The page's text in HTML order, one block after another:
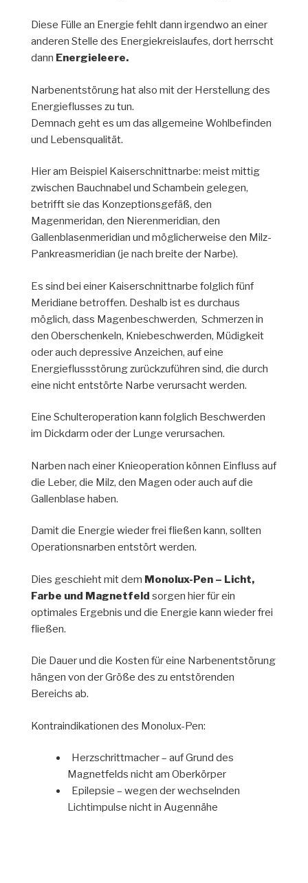
Diese Fülle an Energie fehlt dann irgendwo an einer
anderen Stelle des Energiekreislaufes, dort herrscht
dann Energieleere.
Narbenentstörung hat also mit der Herstellung des
Energieflusses zu tun.
Demnach geht es um das allgemeine Wohlbefinden
und Lebensqualität.
Hier am Beispiel Kaiserschnittnarbe: meist mittig
zwischen Bauchnabel und Schambein gelegen,
betrifft sie das Konzeptionsgefäß, den
Magenmeridan, den Nierenmeridian, den
Gallenblasenmeridian und möglicherweise den Milz-
Pankreasmeridian (je nach breite der Narbe).
Es sind bei einer Kaiserschnittnarbe folglich fünf
Meridiane betroffen. Deshalb ist es durchaus
möglich, dass Magenbeschwerden, Schmerzen in
den Oberschenkeln, Kniebeschwerden, Müdigkeit
oder auch depressive Anzeichen, auf eine
Energieflussstörung zurückzuführen sind, die durch
eine nicht entstörte Narbe verursacht werden.
Eine Schulteroperation kann folglich Beschwerden
im Dickdarm oder der Lunge verursachen.
Narben nach einer Knieoperation können Einfluss auf
die Leber, die Milz, den Magen oder auch auf die
Gallenblase haben.
Damit die Energie wieder frei fließen kann, sollten
Operationsnarben entstört werden.
Dies geschieht mit dem Monolux-Pen – Licht,
Farbe und Magnetfeld sorgen hier für ein
optimales Ergebnis und die Energie kann wieder frei
fließen.
Die Dauer und die Kosten für eine Narbenentstörung
hängen von der Größe des zu entstörenden
Bereichs ab.
Kontraindikationen des Monolux-Pen:
Herzschrittmacher – auf Grund des
Magnetfelds nicht am Oberkörper
Epilepsie – wegen der wechselnden
Lichtimpulse nicht in Augennähe